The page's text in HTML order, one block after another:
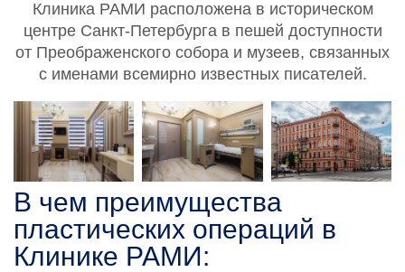
Клиника РАМИ расположена в историческом
центре Санкт-Петербурга в пешей доступности
от Преображенского собора и музеев, связанных
с именами всемирно известных писателей.
В чем преимущества
пластических операций в
Клинике РАМИ: